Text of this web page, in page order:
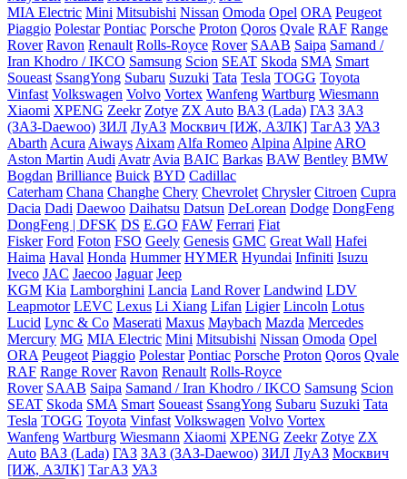
MIA Electric Mini Mitsubishi Nissan Omoda Opel ORA Peugeot
Piaggio Polestar Pontiac Porsche Proton Qoros Qvale RAF Range
Rover Ravon Renault Rolls-Royce Rover SAAB Saipa Samand /
Iran Khodro / IKCO Samsung Scion SEAT Skoda SMA Smart
Soueast SsangYong Subaru Suzuki Tata Tesla TOGG Toyota
Vinfast Volkswagen Volvo Vortex Wanfeng Wartburg Wiesmann
Xiaomi XPENG Zeekr Zotye ZX Auto ВАЗ (Lada) ГАЗ ЗАЗ
(ЗАЗ-Daewoo) ЗИЛ ЛуАЗ Москвич [ИЖ, АЗЛК] ТагАЗ УАЗ
Abarth Acura Aiways Aixam Alfa Romeo Alpina Alpine ARO
Aston Martin Audi Avatr Avia BAIC Barkas BAW Bentley BMW
Bogdan Brilliance Buick BYD Cadillac
Caterham Chana Changhe Chery Chevrolet Chrysler Citroen Cupra
Dacia Dadi Daewoo Daihatsu Datsun DeLorean Dodge DongFeng
DongFeng | DFSK DS E.GO FAW Ferrari Fiat
Fisker Ford Foton FSO Geely Genesis GMC Great Wall Hafei
Haima Haval Honda Hummer HYMER Hyundai Infiniti Isuzu
Iveco JAC Jaecoo Jaguar Jeep
KGM Kia Lamborghini Lancia Land Rover Landwind LDV
Leapmotor LEVC Lexus Li Xiang Lifan Ligier Lincoln Lotus
Lucid Lync & Co Maserati Maxus Maybach Mazda Mercedes
Mercury MG MIA Electric Mini Mitsubishi Nissan Omoda Opel
ORA Peugeot Piaggio Polestar Pontiac Porsche Proton Qoros Qvale
RAF Range Rover Ravon Renault Rolls-Royce
Rover SAAB Saipa Samand / Iran Khodro / IKCO Samsung Scion
SEAT Skoda SMA Smart Soueast SsangYong Subaru Suzuki Tata
Tesla TOGG Toyota Vinfast Volkswagen Volvo Vortex
Wanfeng Wartburg Wiesmann Xiaomi XPENG Zeekr Zotye ZX
Auto ВАЗ (Lada) ГАЗ ЗАЗ (ЗАЗ-Daewoo) ЗИЛ ЛуАЗ Москвич
[ИЖ, АЗЛК] ТагАЗ УАЗ